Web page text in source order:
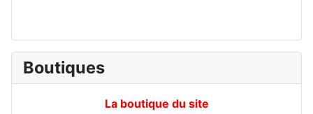
Boutiques
La boutique du site